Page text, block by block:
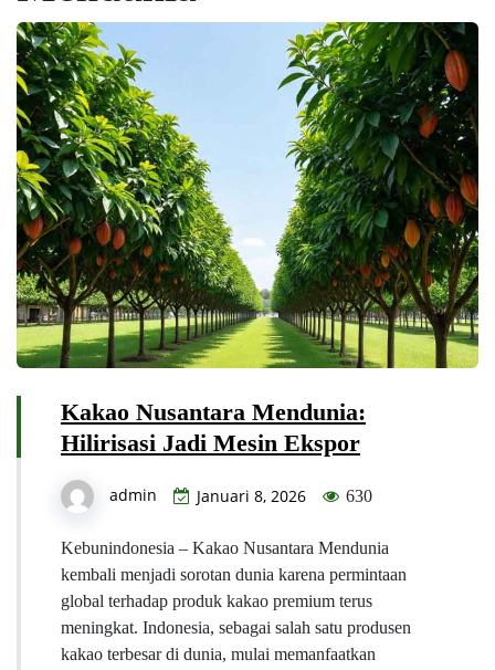
Kakao Nusantara Mendunia:
Hilirisasi Jadi Mesin Ekspor
admin Januari 8, 2026 630
Kebunindonesia – Kakao Nusantara Mendunia
kembali menjadi sorotan dunia karena permintaan
global terhadap produk kakao premium terus
meningkat. Indonesia, sebagai salah satu produsen
kakao terbesar di dunia, mulai memanfaatkan